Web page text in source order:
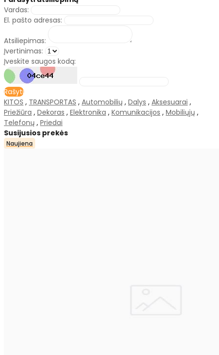
Vardas:
El. pašto adresas:
Atsiliepimas:
Įvertinimas:
Įveskite saugos kodą:
Rašyti
KITOS , TRANSPORTAS , Automobilių , Dalys , Aksesuarai ,
Priežiūra , Dekoras , Elektronika , Komunikacijos , Mobiliųjų ,
Telefonų , Priedai
Susijusios prekės
Naujiena